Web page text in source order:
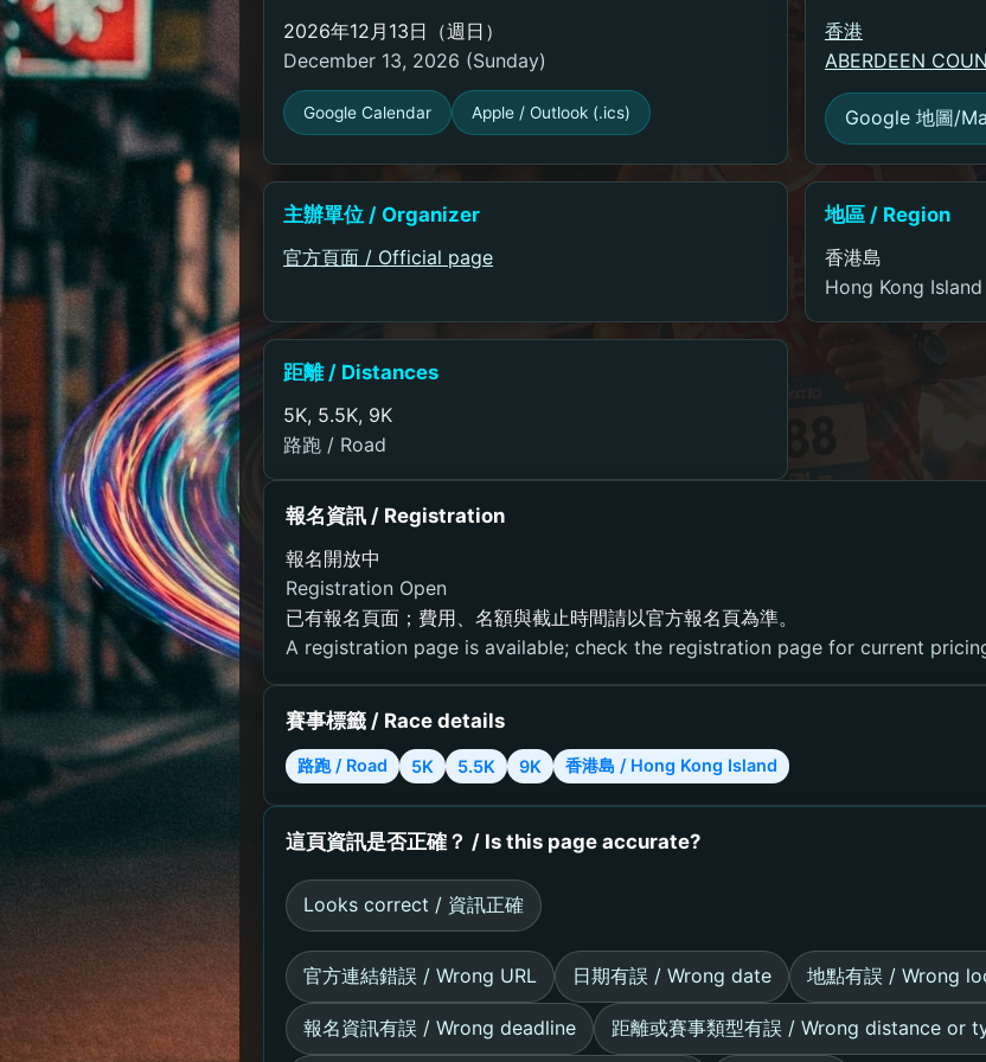
2026年12月13日（週日）
December 13, 2026 (Sunday)
Google Calendar Apple / Outlook (.ics)
香港
ABERDEEN
Google 地圖/
主辦單位 / Organizer
官方頁面 / Official page
地區 / Region
香港島
Hong Kong Island
距離 / Distances
5K, 5.5K, 9K
路跑 / Road
報名資訊 / Registration
報名開放中
Registration Open
已有報名頁面；費用、名額與截止時間請以官方報名頁為準。
A registration page is available; check the registration page for current
賽事標籤 / Race details
路跑 / Road 5K 5.5K 9K 香港島 / Hong Kong Island
這頁資訊是否正確？ / Is this page accurate?
Looks correct / 資訊正確
官方連結錯誤 / Wrong URL 日期有誤 / Wrong date 地點有誤 / Wrong
報名資訊有誤 / Wrong deadline 距離或賽事類型有誤 / Wrong distance or